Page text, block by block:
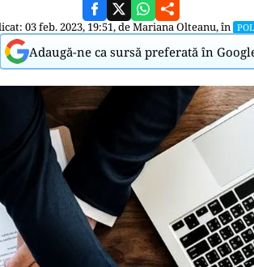
03 feb. 2023, 19:51, deMariana Olteanu, în
Adaugă-ne ca sursă preferată în